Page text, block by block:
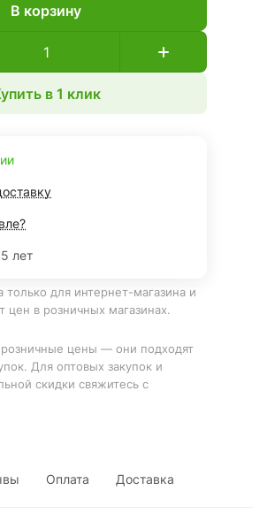
В корзину
в 1 клик
лет
только для интернет-магазина и
цен в розничных магазинах.
цены — они подходят
Для оптовых закупок и
скидки свяжитесь с
Оплата Доставка